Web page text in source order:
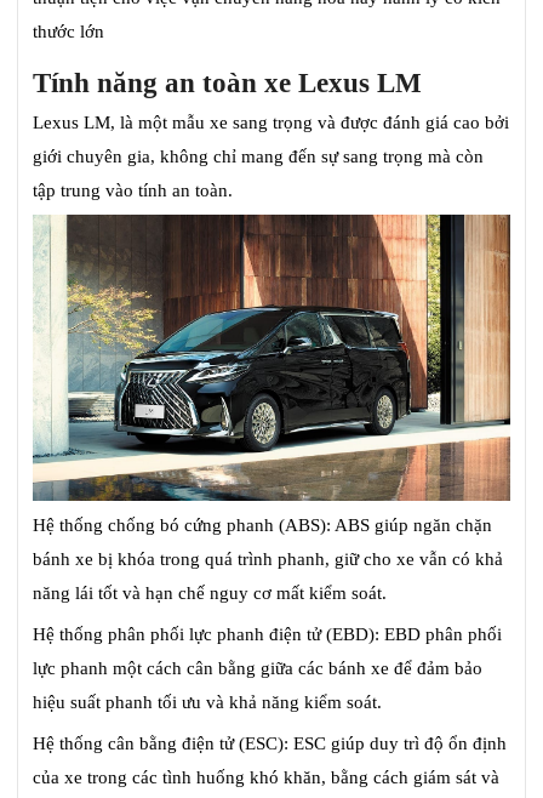
thước lớn
Tính năng an toàn xe Lexus LM
Lexus LM, là một mẫu xe sang trọng và được đánh giá cao bởi
giới chuyên gia, không chỉ mang đến sự sang trọng mà còn
tập trung vào tính an toàn.
Hệ thống chống bó cứng phanh (ABS): ABS giúp ngăn chặn
bánh xe bị khóa trong quá trình phanh, giữ cho xe vẫn có khả
năng lái tốt và hạn chế nguy cơ mất kiểm soát.
Hệ thống phân phối lực phanh điện tử (EBD): EBD phân phối
lực phanh một cách cân bằng giữa các bánh xe để đảm bảo
hiệu suất phanh tối ưu và khả năng kiểm soát.
Hệ thống cân bằng điện tử (ESC): ESC giúp duy trì độ ổn định
của xe trong các tình huống khó khăn, bằng cách giám sát và